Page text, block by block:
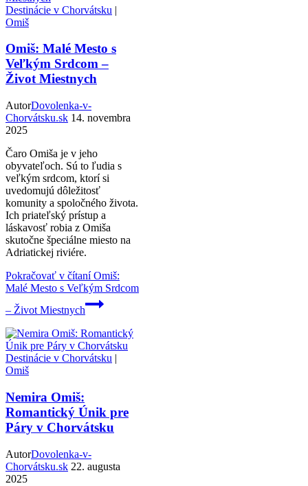
Destinácie v Chorvátsku |
Omiš
Omiš: Malé Mesto s
Veľkým Srdcom –
Život Miestnych
AutorDovolenka-v-
Chorvátsku.sk 14. novembra
2025
Čaro Omiša je v jeho
obyvateľoch. Sú to ľudia s
veľkým srdcom, ktorí si
uvedomujú dôležitosť
komunity a spoločného života.
Ich priateľský prístup a
láskavosť robia z Omiša
skutočne špeciálne miesto na
Adriatickej riviére.
Pokračovať v čítaníOmiš:
Malé Mesto s Veľkým Srdcom
– Život Miestnych
Destinácie v Chorvátsku |
Omiš
Nemira Omiš:
Romantický Únik pre
Páry v Chorvátsku
AutorDovolenka-v-
Chorvátsku.sk 22. augusta
2025